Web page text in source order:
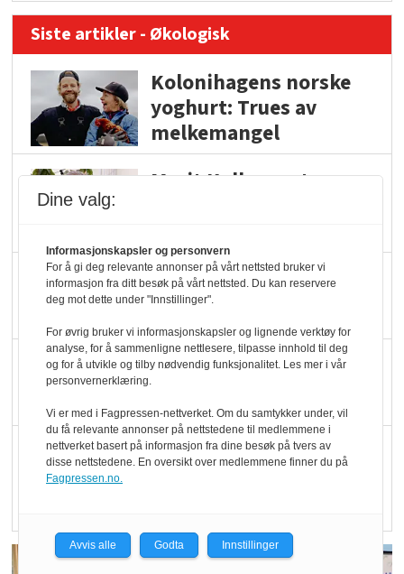
Siste artikler - Økologisk
Kolonihagens norske
yoghurt: Trues av
melkemangel
Marit Kolby vant
Blir enklere å velge
økologisk i butikkhylla
Kolonihagen sliter
med å få tak i nok melk
Rapport: Økokundene
er klare! Er markedet
Dine valg:
Informasjonskapsler og personvern
For å gi deg relevante annonser på vårt nettsted bruker vi
informasjon fra ditt besøk på vårt nettsted. Du kan reservere
deg mot dette under "Innstillinger".
For øvrig bruker vi informasjonskapsler og lignende verktøy for
analyse, for å sammenligne nettlesere, tilpasse innhold til deg
og for å utvikle og tilby nødvendig funksjonalitet. Les mer i vår
personvernerklæring.
Vi er med i Fagpressen-nettverket. Om du samtykker under, vil
du få relevante annonser på nettstedene til medlemmene i
nettverket basert på informasjon fra dine besøk på tvers av
disse nettstedene. En oversikt over medlemmene finner du på
Fagpressen.no.
Avvis alle Godta Innstillinger